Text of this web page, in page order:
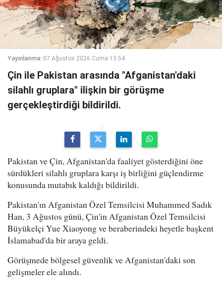
Yayınlanma: 07 Ağustos 2026 Cuma 13:54
Çin ile Pakistan arasında "Afganistan'daki
silahlı gruplara" ilişkin bir görüşme
gerçekleştirdiği bildirildi.
Pakistan ve Çin, Afganistan'da faaliyet gösterdiğini öne
sürdükleri silahlı gruplara karşı iş birliğini güçlendirme
konusunda mutabık kaldığı bildirildi.
Pakistan'ın Afganistan Özel Temsilcisi Muhammed Sadık
Han, 3 Ağustos günü, Çin'in Afganistan Özel Temsilcisi
Büyükelçi Yue Xiaoyong ve beraberindeki heyetle başkent
İslamabad'da bir araya geldi.
Görüşmede bölgesel güvenlik ve Afganistan'daki son
gelişmeler ele alındı.